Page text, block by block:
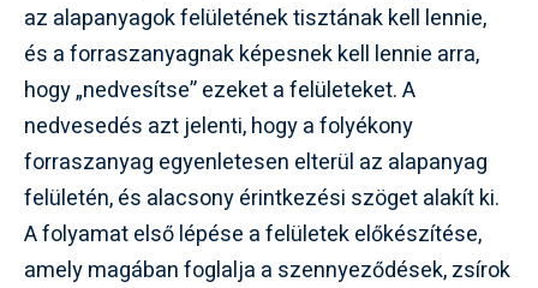
az alapanyagok felületének tisztának kell lennie,
és a forraszanyagnak képesnek kell lennie arra,
hogy „nedvesítse” ezeket a felületeket. A
nedvesedés azt jelenti, hogy a folyékony
forraszanyag egyenletesen elterül az alapanyag
felületén, és alacsony érintkezési szöget alakít ki.
A folyamat első lépése a felületek előkészítése,
amely magában foglalja a szennyeződések, zsírok